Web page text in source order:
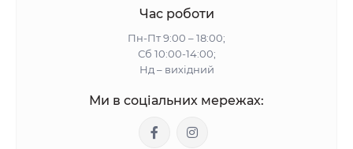
Час роботи
Пн-Пт 9:00 – 18:00;
Сб 10:00-14:00;
Нд – вихідний
Ми в соціальних мережах: